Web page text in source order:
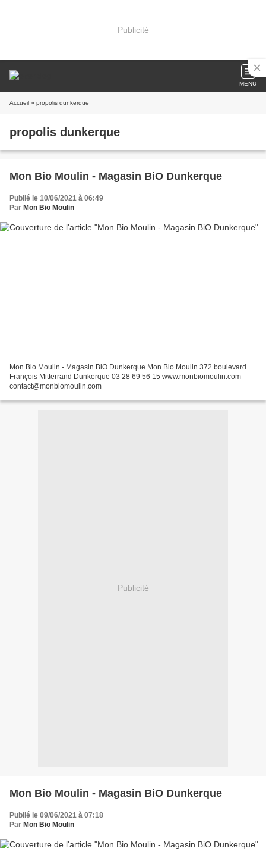
Publicité
MENU
Accueil » propolis dunkerque
propolis dunkerque
Mon Bio Moulin - Magasin BiO Dunkerque
Publié le 10/06/2021 à 06:49
Par Mon Bio Moulin
Mon Bio Moulin - Magasin BiO Dunkerque Mon Bio Moulin 372 boulevard
François Mitterrand Dunkerque 03 28 69 56 15 www.monbiomoulin.com
contact@monbiomoulin.com
Publicité
Mon Bio Moulin - Magasin BiO Dunkerque
Publié le 09/06/2021 à 07:18
Par Mon Bio Moulin